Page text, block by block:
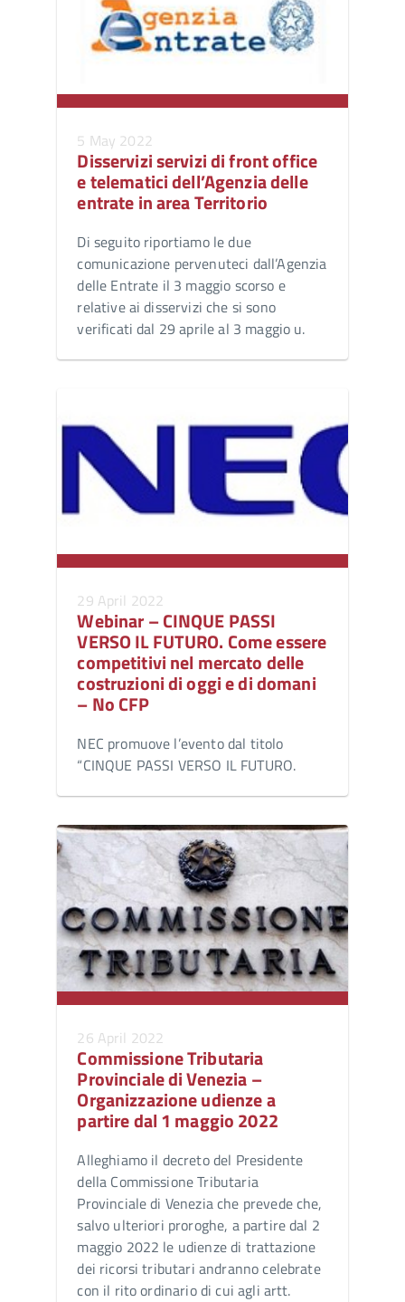
5 May 2022
Disservizi servizi di front office
e telematici dell’Agenzia delle
entrate in area Territorio
Di seguito riportiamo le due
comunicazione pervenuteci dall’Agenzia
delle Entrate il 3 maggio scorso e
relative ai disservizi che si sono
verificati dal 29 aprile al 3 maggio u.
29 April 2022
Webinar – CINQUE PASSI
VERSO IL FUTURO. Come essere
competitivi nel mercato delle
costruzioni di oggi e di domani
– No CFP
NEC promuove l’evento dal titolo
“CINQUE PASSI VERSO IL FUTURO.
26 April 2022
Commissione Tributaria
Provinciale di Venezia –
Organizzazione udienze a
partire dal 1 maggio 2022
Alleghiamo il decreto del Presidente
della Commissione Tributaria
Provinciale di Venezia che prevede che,
salvo ulteriori proroghe, a partire dal 2
maggio 2022 le udienze di trattazione
dei ricorsi tributari andranno celebrate
con il rito ordinario di cui agli artt.